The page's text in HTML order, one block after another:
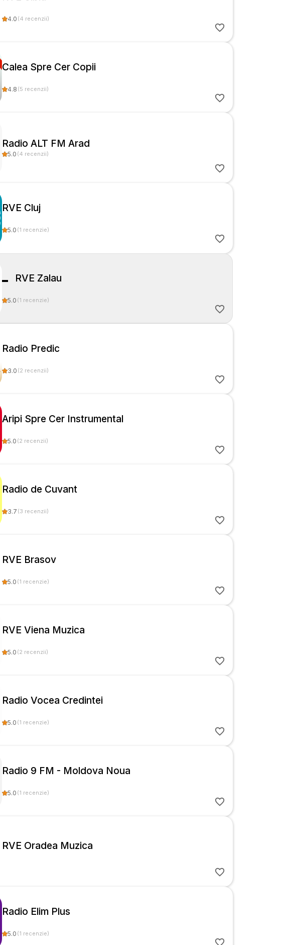
4.0 (4 recenzii)
Calea Spre Cer Copii
4.8 (5 recenzii)
Radio ALT FM Arad
5.0 (4 recenzii)
RVE Cluj
5.0 (1 recenzie)
RVE Zalau
5.0 (1 recenzie)
Radio Predic
3.0 (2 recenzii)
Aripi Spre Cer Instrumental
5.0 (2 recenzii)
Radio de Cuvant
3.7 (3 recenzii)
RVE Brasov
5.0 (1 recenzie)
RVE Viena Muzica
5.0 (2 recenzii)
Radio Vocea Credintei
5.0 (1 recenzie)
Radio 9 FM - Moldova Noua
5.0 (1 recenzie)
RVE Oradea Muzica
Radio Elim Plus
5.0 (1 recenzie)